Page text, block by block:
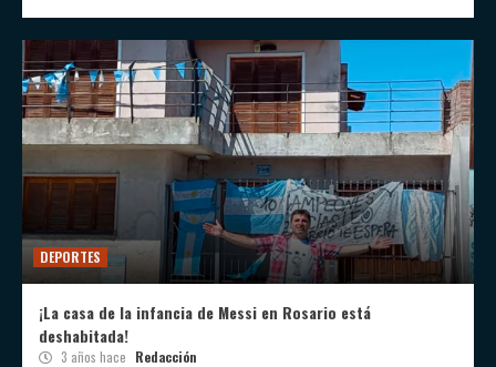
DEPORTES
¡La casa de la infancia de Messi en Rosario está
deshabitada!
3 años hace Redacción